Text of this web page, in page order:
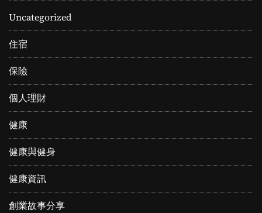
Uncategorized
住宿
保險
個人理財
健康
健康與健身
健康資訊
創業故事分享